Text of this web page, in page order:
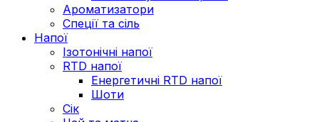
Ароматизатори
Спеції та сіль
Напої
Ізотонічні напої
RTD напої
Енергетичні RTD напої
Шоти
Сік